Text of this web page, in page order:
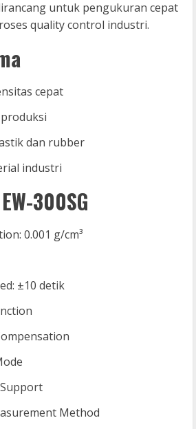
untuk pengukuran cepat
quality control industri.
cepat
dan rubber
industri
300SG
0.001 g/cm³
±10 detik
Method